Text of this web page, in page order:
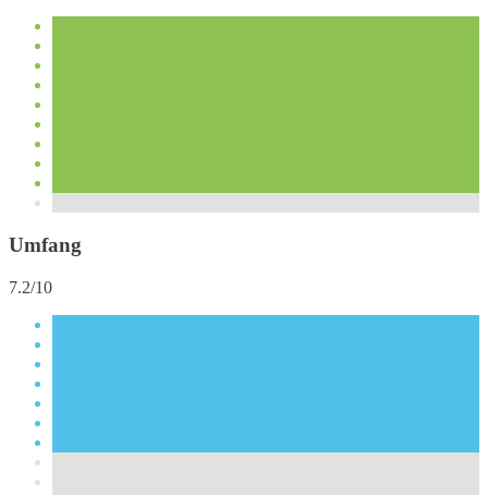
Umfang
7.2/10